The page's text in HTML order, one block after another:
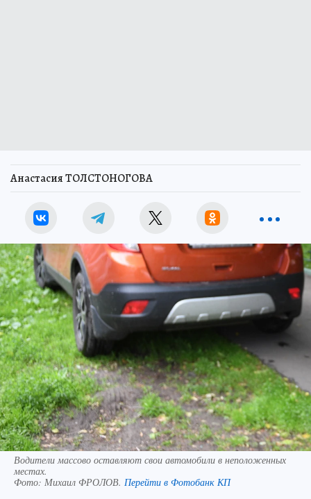
Анастасия ТОЛСТОНОГОВА
Водители массово оставляют свои автомобили в неположенных
местах.
Фото: Михаил ФРОЛОВ. Перейти в Фотобанк КП